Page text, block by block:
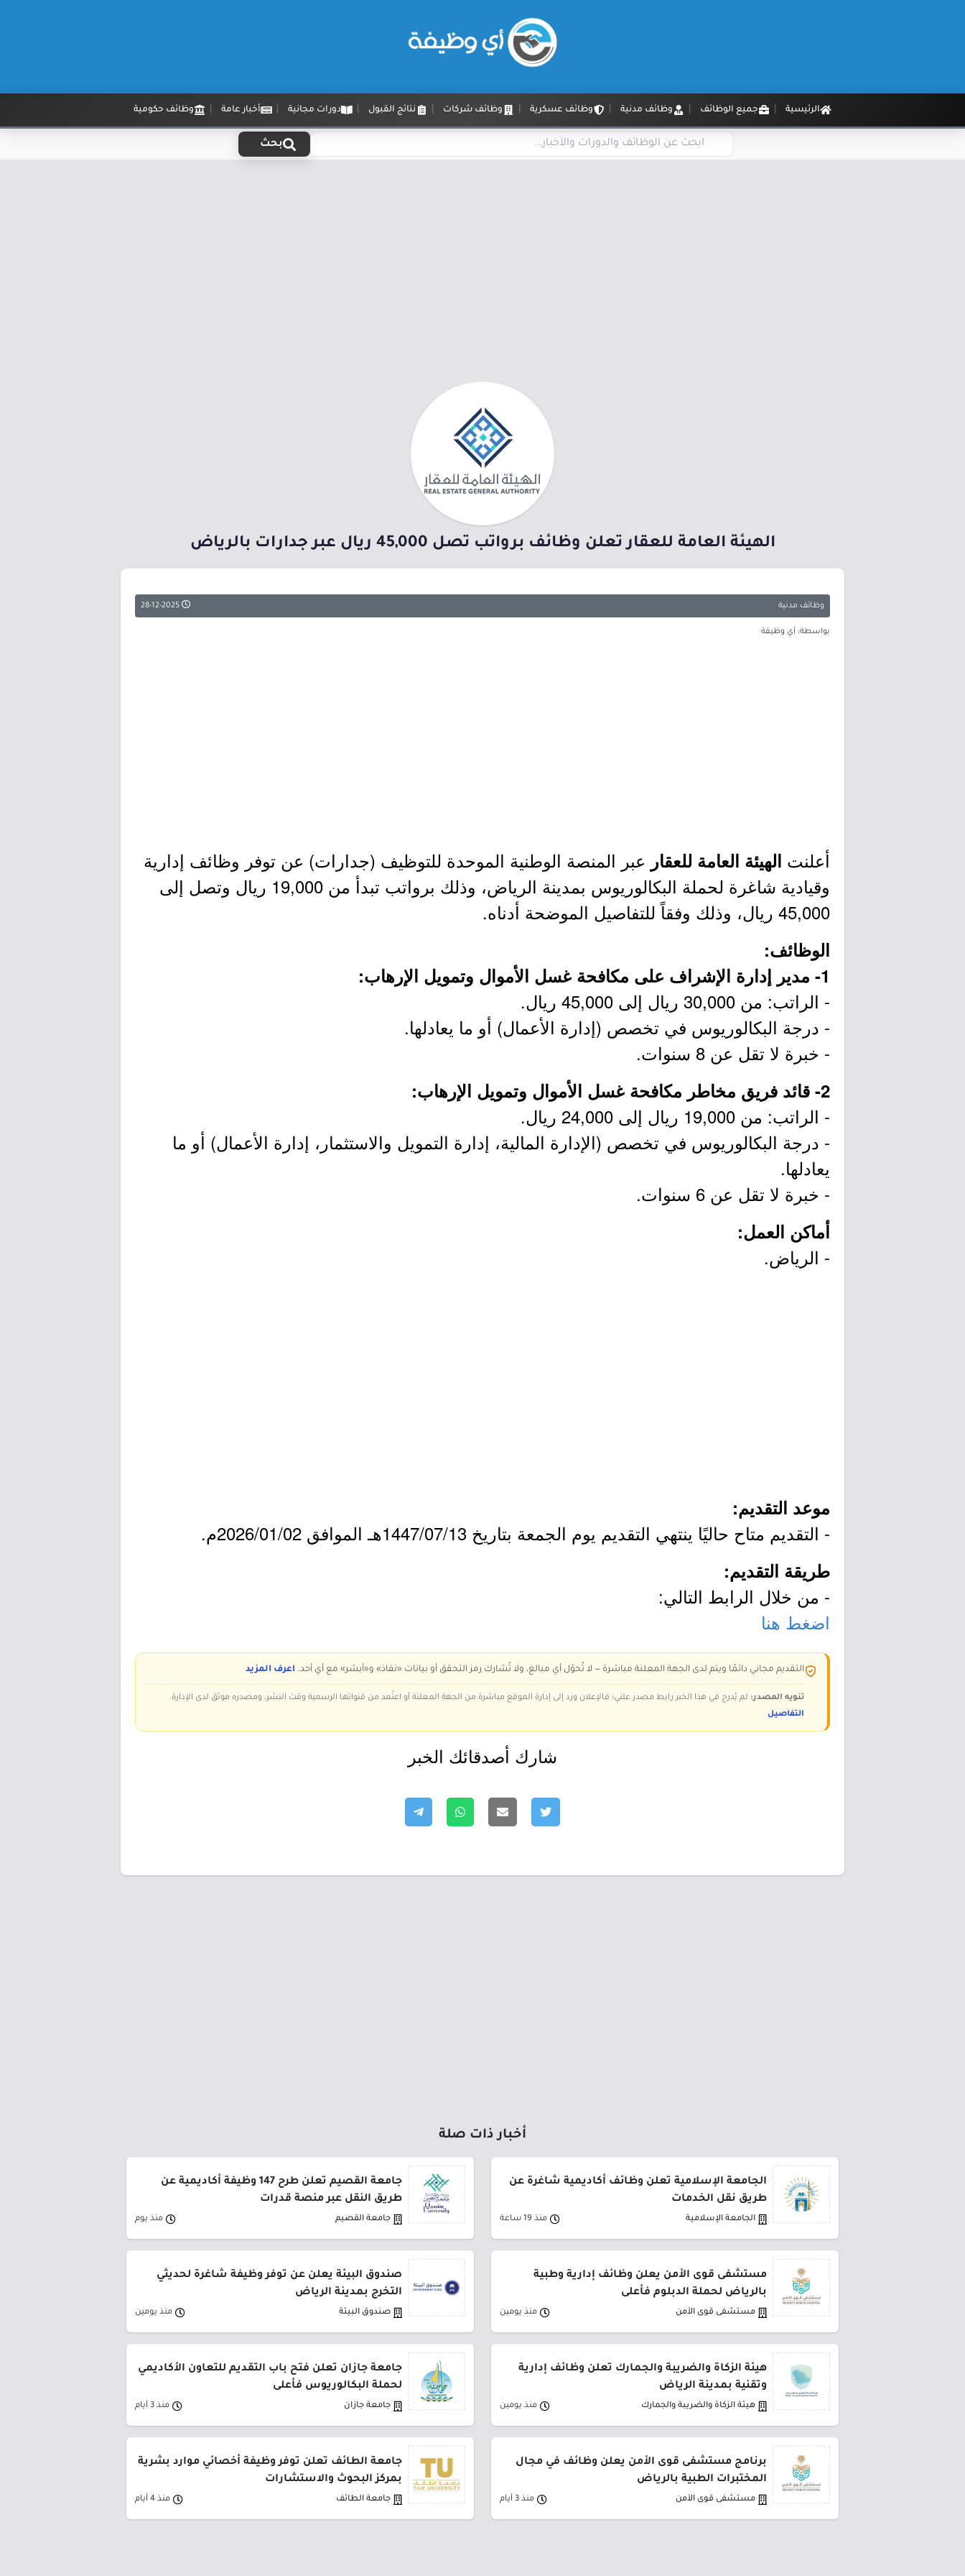
الرئيسية جميع الوظائف وظائف مدنية وظائف عسكرية وظائف شركات نتائج القبول دورات مجانية أخبار عامة وظائف حكومية
بحث
الهيئة العامة للعقار تعلن وظائف برواتب تصل 45,000 ريال عبر جدارات بالرياض
وظائف مدنية
بواسطة: أي وظيفة
أعلنت الهيئة العامة للعقار عبر المنصة الوطنية الموحدة للتوظيف (جدارات) عن توفر وظائف إدارية
وقيادية شاغرة لحملة البكالوريوس بمدينة الرياض، وذلك برواتب تبدأ من 19,000 ريال وتصل إلى
45,000 ريال، وذلك وفقاً للتفاصيل الموضحة أدناه.
الوظائف:
1- مدير إدارة الإشراف على مكافحة غسل الأموال وتمويل الإرهاب:
- الراتب: من 30,000 ريال إلى 45,000 ريال.
- درجة البكالوريوس في تخصص (إدارة الأعمال) أو ما يعادلها.
- خبرة لا تقل عن 8 سنوات.
2- قائد فريق مخاطر مكافحة غسل الأموال وتمويل الإرهاب:
- الراتب: من 19,000 ريال إلى 24,000 ريال.
- درجة البكالوريوس في تخصص (الإدارة المالية، إدارة التمويل والاستثمار، إدارة الأعمال) أو ما
يعادلها.
- خبرة لا تقل عن 6 سنوات.
أماكن العمل:
- الرياض.
موعد التقديم:
- التقديم متاح حاليًا ينتهي التقديم يوم الجمعة بتاريخ 1447/07/13هـ الموافق 2026/01/02م.
طريقة التقديم:
- من خلال الرابط التالي:
اضغط هنا
التقديم مجاني دائمًا ويتم لدى الجهة المعلنة مباشرة — لا تُحوّل أي مبالغ، ولا تُشارك رمز التحقق أو بيانات «نفاذ» و«أبشر» مع أي أحد. اعرف المزيد
تنويه المصدر: لم يُدرج في هذا الخبر رابط مصدر علني؛ فالإعلان ورد إلى إدارة الموقع مباشرة من الجهة المعلنة أو اعتُمد من قنواتها الرسمية وقت النشر، ومصدره موثق لدى الإدارة.
التفاصيل
شارك أصدقائك الخبر
أخبار ذات صلة
الجامعة الإسلامية تعلن وظائف أكاديمية شاغرة عن
طريق نقل الخدمات
الجامعة الإسلامية منذ 19 ساعة
جامعة القصيم تعلن طرح 147 وظيفة أكاديمية عن
طريق النقل عبر منصة قدرات
جامعة القصيم منذ يوم
مستشفى قوى الأمن يعلن وظائف إدارية وطبية
بالرياض لحملة الدبلوم فأعلى
مستشفى قوى الأمن منذ يومين
صندوق البيئة يعلن عن توفر وظيفة شاغرة لحديثي
التخرج بمدينة الرياض
صندوق البيئة منذ يومين
هيئة الزكاة والضريبة والجمارك تعلن وظائف إدارية
وتقنية بمدينة الرياض
هيئة الزكاة والضريبة والجمارك منذ يومين
جامعة جازان تعلن فتح باب التقديم للتعاون الأكاديمي
لحملة البكالوريوس فأعلى
جامعة جازان منذ 3 أيام
برنامج مستشفى قوى الأمن يعلن وظائف في مجال
المختبرات الطبية بالرياض
مستشفى قوى الأمن منذ 3 أيام
جامعة الطائف تعلن توفر وظيفة أخصائي موارد بشرية
بمركز البحوث والاستشارات
جامعة الطائف منذ 4 أيام